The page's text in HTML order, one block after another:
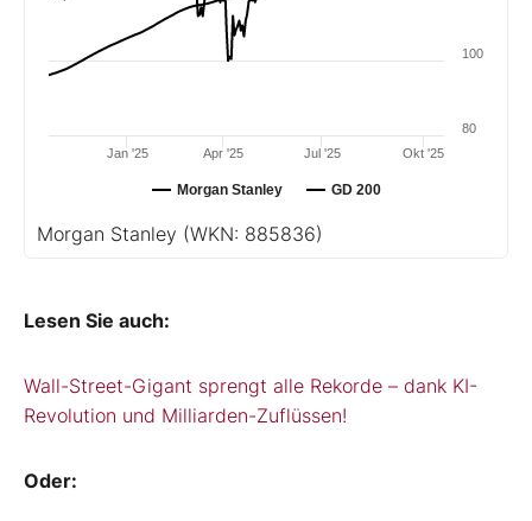
Morgan Stanley GD 200
Jan '25 Jul '25
Apr '25 Okt '25
80
100
Morgan Stanley (WKN: 885836)
Lesen Sie auch:
Wall-Street-Gigant sprengt alle Rekorde – dank KI-
Revolution und Milliarden-Zuflüssen!
Oder: